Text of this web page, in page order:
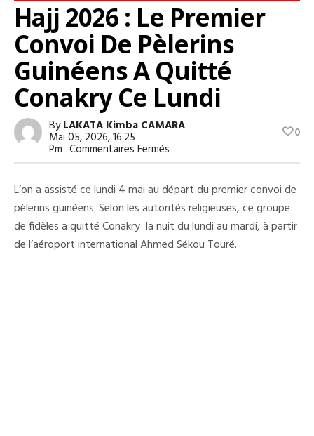
Hajj 2026 : Le Premier
Convoi De Pèlerins
Guinéens A Quitté
Conakry Ce Lundi
ByLAKATA Kimba CAMARA
Mai 05, 2026, 16:25
Pm Commentaires Fermés
Hajj
Le
Premier
Convoi
De
Pèlerins
Guinéens
0
L’on a assisté ce lundi 4 mai au départ du premier convoi de
pèlerins guinéens. Selon les autorités religieuses, ce groupe
de fidèles a quitté Conakry la nuit du lundi au mardi, à partir
de l’aéroport international Ahmed Sékou Touré.